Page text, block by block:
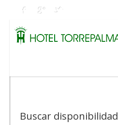
Buscar disponibilidad